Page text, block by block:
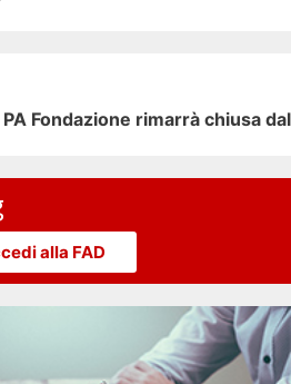
PA Fondazione rimarrà chiusa dal
alla FAD